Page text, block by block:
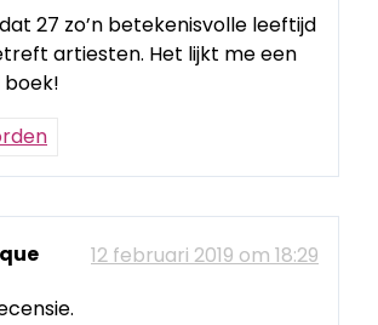
27 zo’n betekenisvolle leeftijd
artiesten. Het lijkt me een
12 februari 2019 om 18:29